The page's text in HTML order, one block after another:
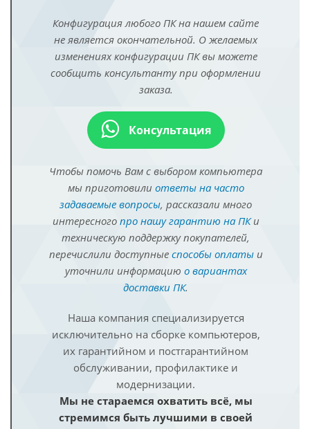
Конфигурация любого ПК на нашем сайте
не является окончательной. О желаемых
изменениях конфигурации ПК вы можете
сообщить консультанту при оформлении
заказа.
Консультация
Чтобы помочь Вам с выбором компьютера
мы приготовили ответы на часто
задаваемые вопросы, рассказали много
интересного про нашу гарантию на ПКи
техническую поддержку покупателей,
перечислили доступные способы оплатыи
уточнили информацию о вариантах
доставки ПК.
Наша компания специализируется
исключительно на сборке компьютеров,
их гарантийном и постгарантийном
обслуживании, профилактике и
модернизации.
Мы не стараемся охватить всё, мы
стремимся быть лучшими в своей